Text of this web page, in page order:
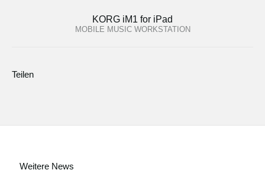
KORG iM1 for iPad
MOBILE MUSIC WORKSTATION
Teilen
Weitere News